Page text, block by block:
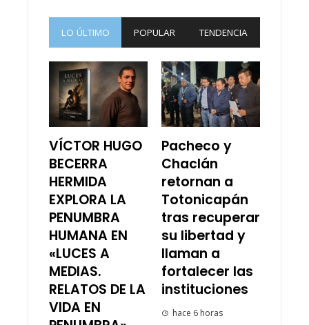
LO ÚLTIMO POPULAR TENDENCIA
VÍCTOR HUGO
BECERRA
HERMIDA
EXPLORA LA
PENUMBRA
HUMANA EN
«LUCES A
MEDIAS.
RELATOS DE LA
VIDA EN
Pacheco y
Chaclán
retornan a
Totonicapán
tras recuperar
su libertad y
llaman a
fortalecer las
instituciones
hace 6 horas